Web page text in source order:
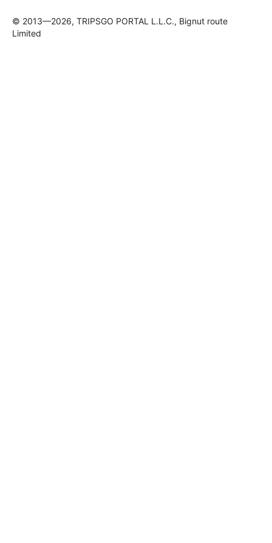
© 2013—2026, TRIPSGO PORTAL L.L.C., Bignut route
Limited